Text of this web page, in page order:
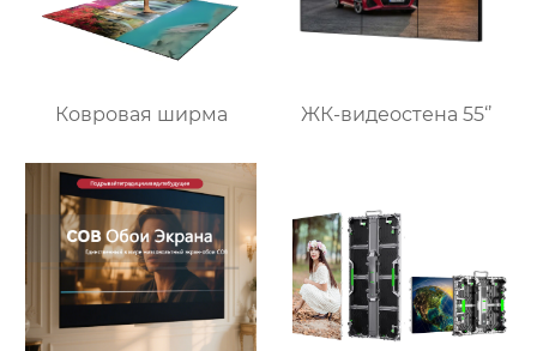
Ковровая ширма ЖК-видеостена 55‘’